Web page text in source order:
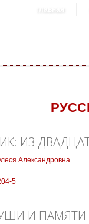
главная
ИЗ
Александровна
5
И ПАМЯТИ